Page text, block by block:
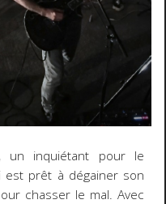
un inquiétant pour le
est prêt à dégainer son
chasser le mal. Avec